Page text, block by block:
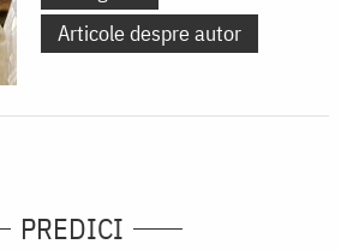
Articole despre autor
PREDICI